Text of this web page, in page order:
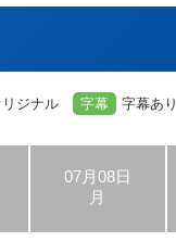
リジナル 字幕 字幕あり
07月08日
月